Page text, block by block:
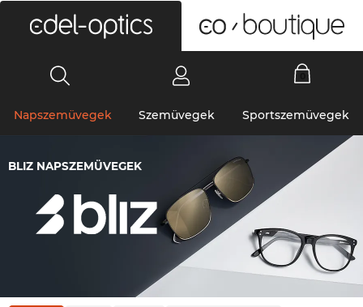
Napszemüvegek Szemüvegek Sportszemüvegek
BLIZ NAPSZEMÜVEGEK